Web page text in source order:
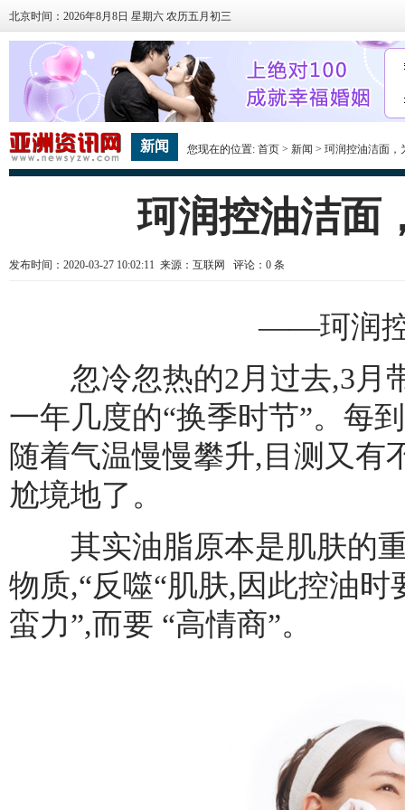
北京时间：2026年8月8日 星期六 农历五月初三
新闻 您现在的位置:首页 >新闻 > 珂润控油洁面，
珂润控油洁面
发布时间：2020-03-27 10:02:11 来源：互联网 评论： 0 条
——珂润控
忽冷忽热的2月过去,3月
一年几度的“换季时节”。每
随着气温慢慢攀升,目测又有
尬境地了。
其实油脂原本是肌肤的重
物质,“反噬“肌肤,因此控油
蛮力”,而要 “高情商”。